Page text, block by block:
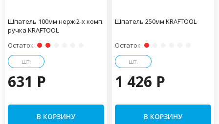
Шпатель 100мм нерж 2-х комп.
ручка KRAFTOOL
Остаток
шт.
631 P
В КОРЗИНУ
Шпатель 250мм KRAFTOOL
Остаток
шт.
1 426 P
В КОРЗИНУ